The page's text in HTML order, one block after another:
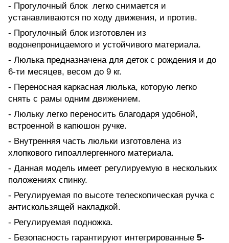
- Прогулочный блок легко снимается и
устанавливаются по ходу движения, и против.
- Прогулочный блок изготовлен из
водонепроницаемого и устойчивого материала.
- Люлька предназначена для деток с рождения и до
6-ти месяцев, весом до 9 кг.
- Переносная каркасная люлька, которую легко
снять с рамы одним движением.
- Люльку легко переносить благодаря удобной,
встроенной в капюшон ручке.
- Внутренняя часть люльки изготовлена из
хлопкового гипоаллергенного материала.
- Данная модель имеет регулируемую в нескольких
положениях спинку.
- Регулируемая по высоте телескопическая ручка с
антискользящей накладкой.
- Регулируемая подножка.
- Безопасность гарантируют интегрированные 5-